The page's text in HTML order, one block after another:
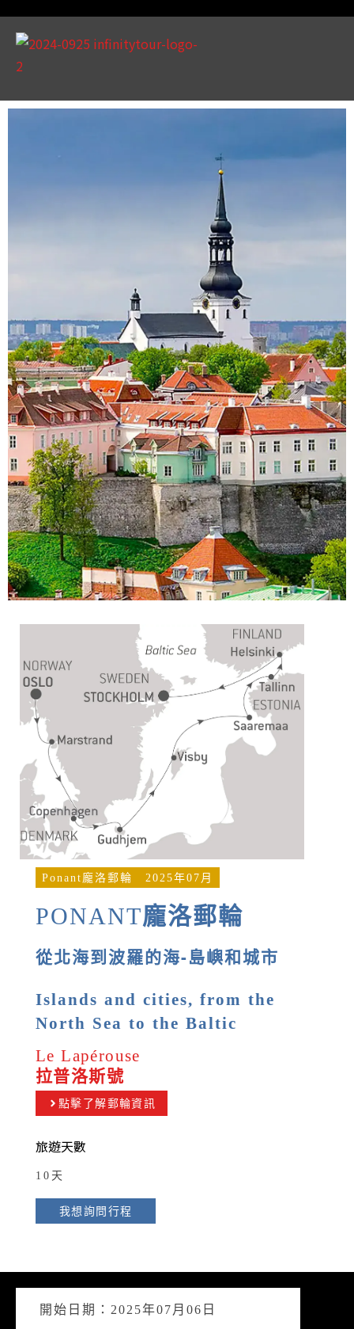
Ponant龐洛郵輪 2025年07月
PONANT龐洛郵輪
從北海到波羅的海-島嶼和城市
Islands and cities, from the
North Sea to the Baltic
Le Lapérouse
拉普洛斯號
點擊了解郵輪資訊
旅遊天數
10天
我想詢問行程
開始日期：2025年07月06日